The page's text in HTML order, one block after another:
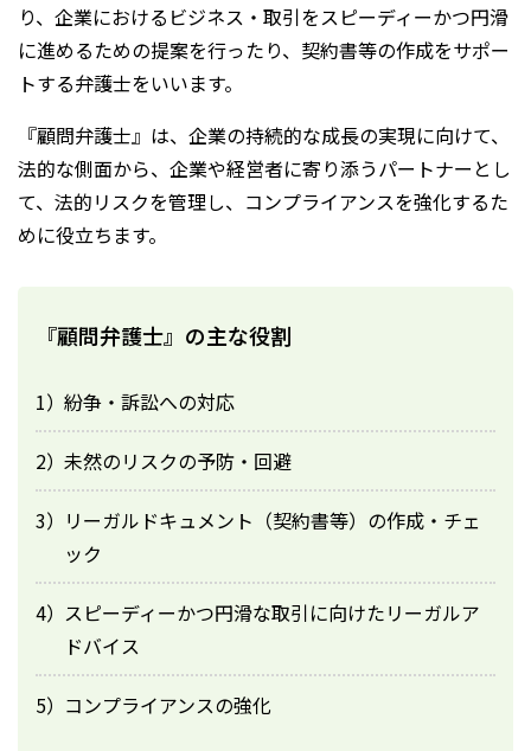
り、企業におけるビジネス・取引をスピーディーかつ円滑
に進めるための提案を行ったり、契約書等の作成をサポー
トする弁護士をいいます。
『顧問弁護士』は、企業の持続的な成長の実現に向けて、
法的な側面から、企業や経営者に寄り添うパートナーとし
て、法的リスクを管理し、コンプライアンスを強化するた
めに役立ちます。
『顧問弁護士』の主な役割
紛争・訴訟への対応
未然のリスクの予防・回避
リーガルドキュメント（契約書等）の作成・チェ
ック
スピーディーかつ円滑な取引に向けたリーガルア
ドバイス
コンプライアンスの強化